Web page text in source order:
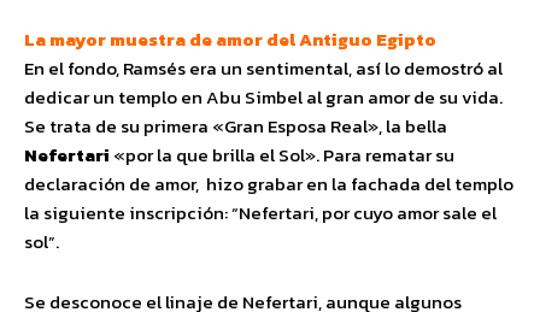
La mayor muestra de amor del Antiguo Egipto
En el fondo, Ramsés era un sentimental, así lo demostró al
dedicar un templo en Abu Simbel al gran amor de su vida.
Se trata de su primera «Gran Esposa Real», la bella
Nefertari «por la que brilla el Sol». Para rematar su
declaración de amor, hizo grabar en la fachada del templo
la siguiente inscripción: “Nefertari, por cuyo amor sale el
sol”.
Se desconoce el linaje de Nefertari, aunque algunos